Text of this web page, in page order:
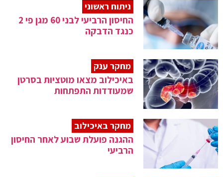
ניתוח ראשוני
החיסון הרביעי לבני 60 מגן פי 2
כנגד הדבקה
מחקר ענק
באיכילוב מצאו מוטציות בסרטן
שמעודדות התפתחות
מחקר באיכילוב
ההגנה פועלת שבוע לאחר החיסון
הרביעי